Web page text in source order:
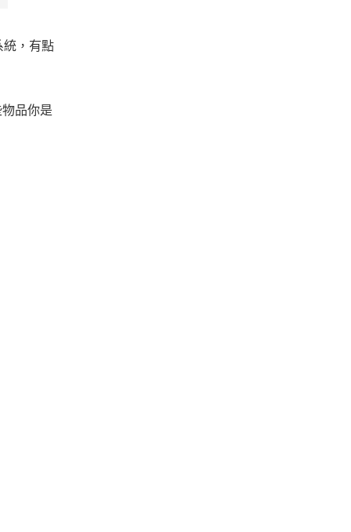
統，有點
品你是